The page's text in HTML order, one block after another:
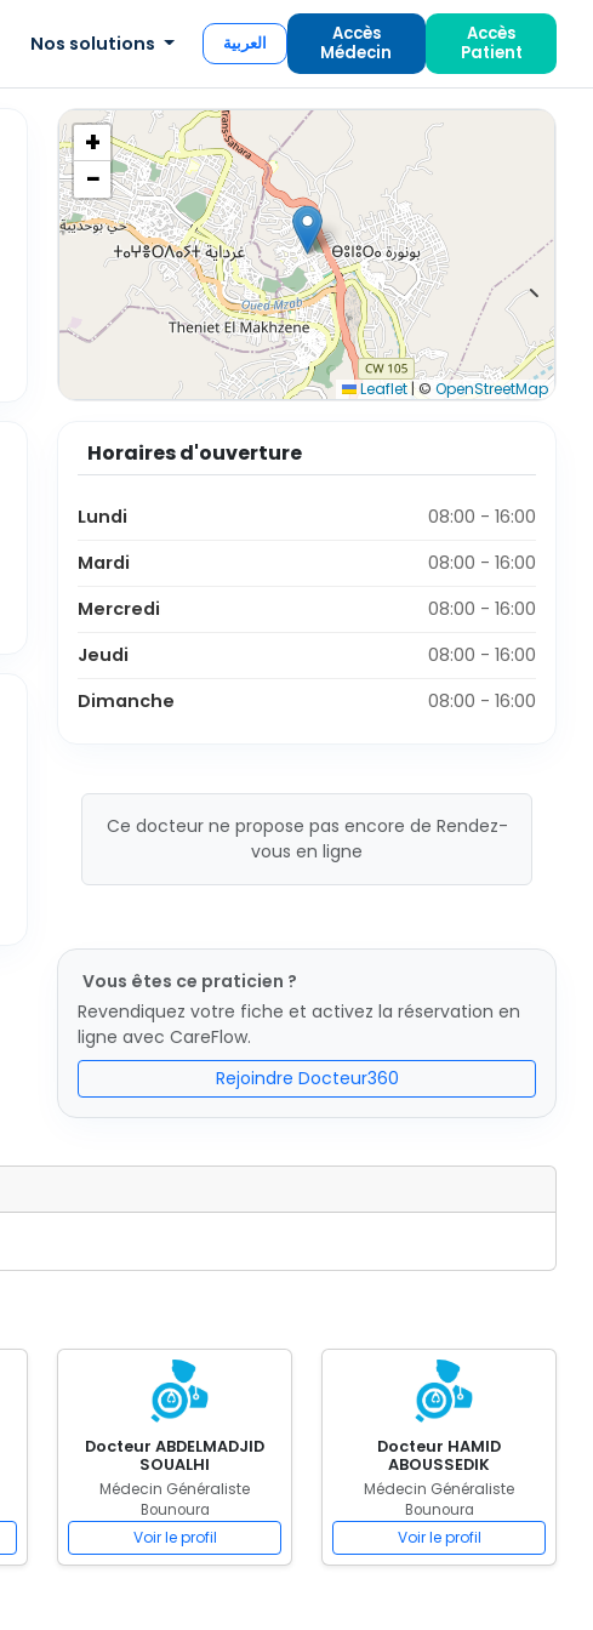
Nos solutions العربية
Accès
Médecin
Accès
Patient
+
−
Leaflet|© OpenStreetMap
Horaires d'ouverture
Lundi
08:00 - 16:00
Mardi
08:00 - 16:00
Mercredi
08:00 - 16:00
Jeudi
08:00 - 16:00
Dimanche
08:00 - 16:00
Ce docteur ne propose pas encore de Rendez-
vous en ligne
Vous êtes ce praticien ?
Revendiquez votre fiche et activez la réservation en
ligne avec CareFlow.
Rejoindre Docteur360
Docteur ABDELMADJID
SOUALHI
Médecin Généraliste
Bounoura
Voir le profil
Docteur HAMID
ABOUSSEDIK
Médecin Généraliste
Bounoura
Voir le profil